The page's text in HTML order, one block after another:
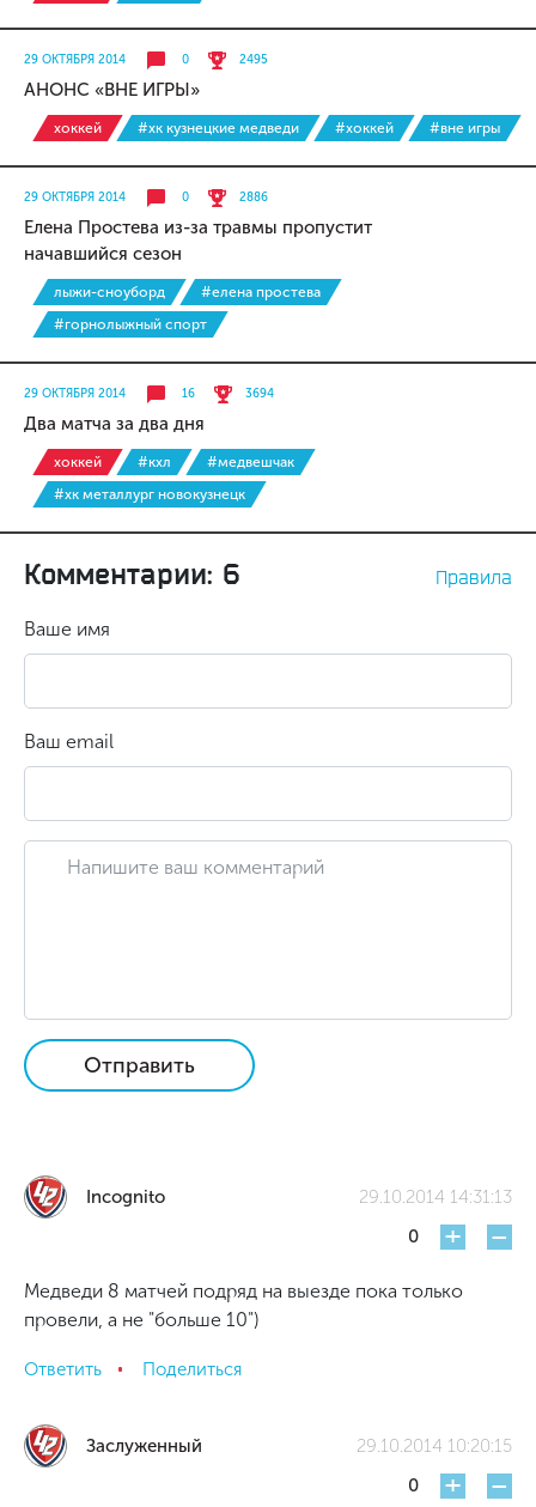
29 ОКТЯБРЯ 2014 0 2495
АНОНС «ВНЕ ИГРЫ»
хоккей #хк кузнецкие медведи #хоккей #вне игры
29 ОКТЯБРЯ 2014 0 2886
Елена Простева из-за травмы пропустит
начавшийся сезон
лыжи-сноуборд
#елена простева
#горнолыжный спорт
29 ОКТЯБРЯ 2014 16 3694
Два матча за два дня
хоккей #кхл
#медвешчак
#хк металлург новокузнецк
Комментарии: 6 Правила
Ваше имя
Ваш email
Отправить
Incognito
29.10.2014 14:31:13
0
+ -
Медведи 8 матчей подряд на выезде пока только
провели, а не "больше 10")
Ответить Поделиться
Заслуженный
29.10.2014 10:20:15
0
+ -